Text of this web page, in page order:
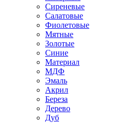
Сиреневые
Салатовые
Фиолетовые
Мятные
Золотые
Синие
Материал
МДФ
Эмаль
Акрил
Береза
Дерево
Дуб